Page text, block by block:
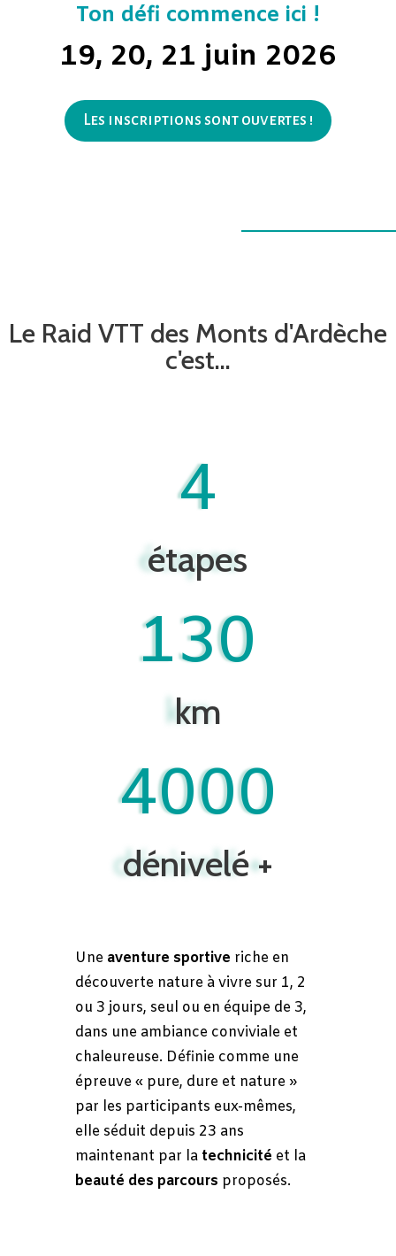
Ton défi commence ici !
19, 20, 21 juin 2026
Les inscriptions sont ouvertes !
Le Raid VTT des Monts d'Ardèche
c'est...
4
étapes
130
km
4000
dénivelé +
Une aventure sportive riche en
découverte nature à vivre sur 1, 2
ou 3 jours, seul ou en équipe de 3,
dans une ambiance conviviale et
chaleureuse. Définie comme une
épreuve « pure, dure et nature »
par les participants eux-mêmes,
elle séduit depuis 23 ans
maintenant par la technicité et la
beauté des parcours proposés.